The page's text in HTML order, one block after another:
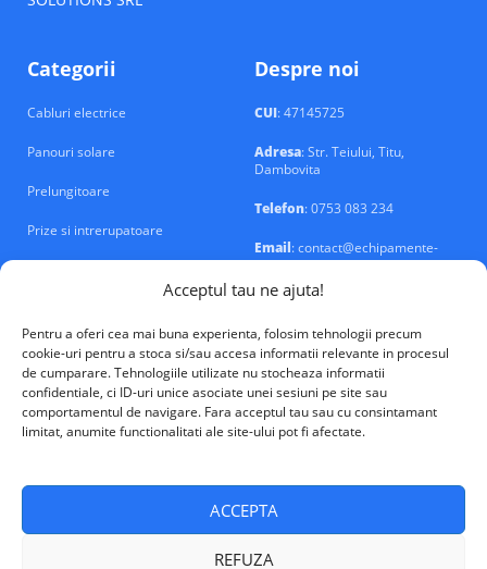
Acceptul tau ne ajuta!
Pentru a oferi cea mai buna experienta, folosim tehnologii precum
cookie-uri pentru a stoca si/sau accesa informatii relevante in procesul
de cumparare. Tehnologiile utilizate nu stocheaza informatii
confidentiale, ci ID-uri unice asociate unei sesiuni pe site sau
comportamentul de navigare. Fara acceptul tau sau cu consintamant
limitat, anumite functionalitati ale site-ului pot fi afectate.
ACCEPTA
REFUZA
Categorii
Cabluri electrice
Panouri solare
Prelungitoare
Prize si intrerupatoare
Despre noi
CUI: 47145725
Adresa: Str. Teiului, Titu,
Dambovita
Telefon: 0753 083 234
Email: contact@echipamente-
electrice.ro
VALM Electrical Solutions © 2026